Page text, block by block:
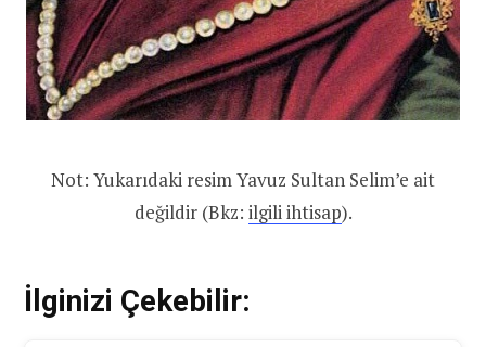
Not: Yukarıdaki resim Yavuz Sultan Selim’e ait
değildir (Bkz: ilgili ihtisap).
İlginizi Çekebilir: